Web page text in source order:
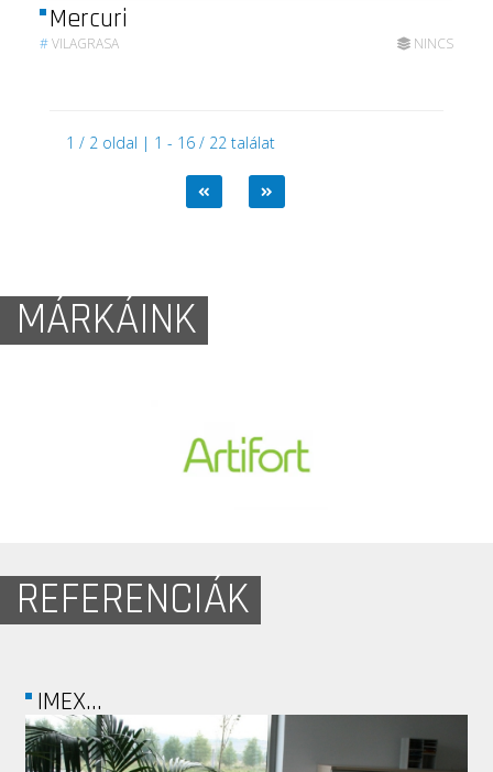
Mercuri
#VILAGRASA NINCS
1 / 2 oldal | 1 - 16 / 22 találat
MÁRKÁINK
REFERENCIÁK
NOTEBOOK STORE